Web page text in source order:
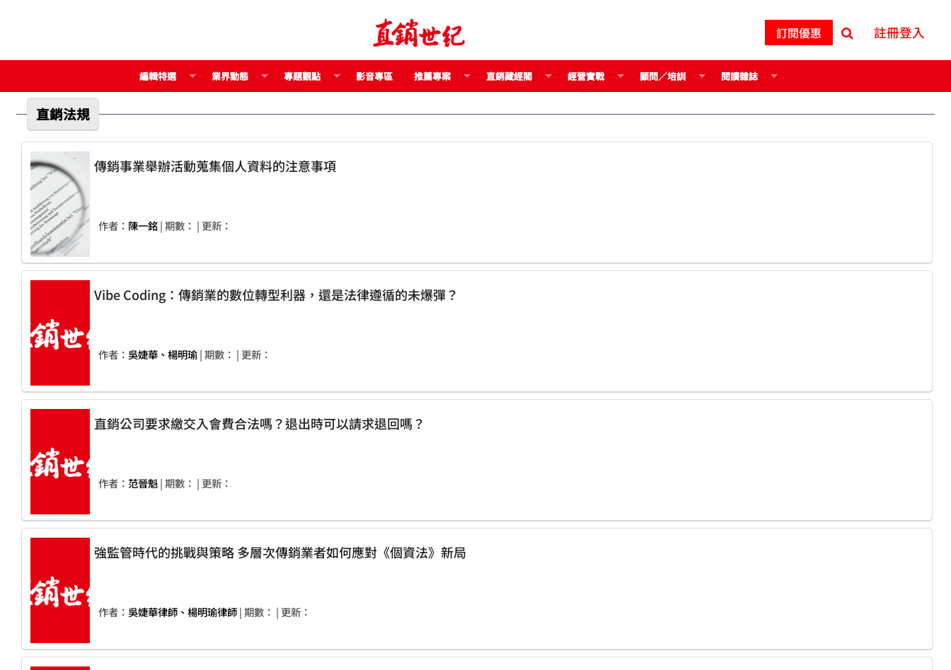
訂閱優惠 註冊登入
編輯特選 業界動態 專題觀點 影音專區 推薦專案 直銷藏經閣 經營實戰 顧問／培訓 閱讀雜誌
直銷法規
傳銷事業舉辦活動蒐集個人資料的注意事項
作者： 陳一銘| 期數： | 更新：
Vibe Coding：傳銷業的數位轉型利器，還是法律遵循的未爆彈？
作者： 吳婕華、楊明瑜| 期數： | 更新：
直銷公司要求繳交入會費合法嗎？退出時可以請求退回嗎？
作者： 范晉魁| 期數： | 更新：
強監管時代的挑戰與策略 多層次傳銷業者如何應對《個資法》新局
作者： 吳婕華律師、楊明瑜律師| 期數： | 更新：